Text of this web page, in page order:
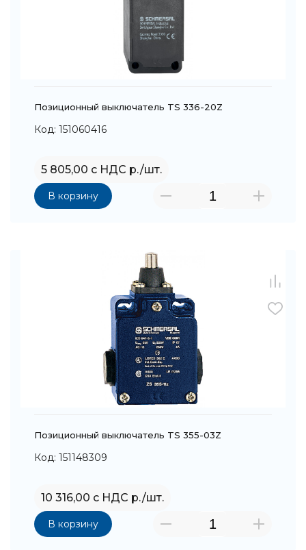
Позиционный выключатель TS 336-20Z
Код: 151060416
5 805,00 с НДС р./шт.
В корзину
Позиционный выключатель TS 355-03Z
Код: 151148309
10 316,00 с НДС р./шт.
В корзину